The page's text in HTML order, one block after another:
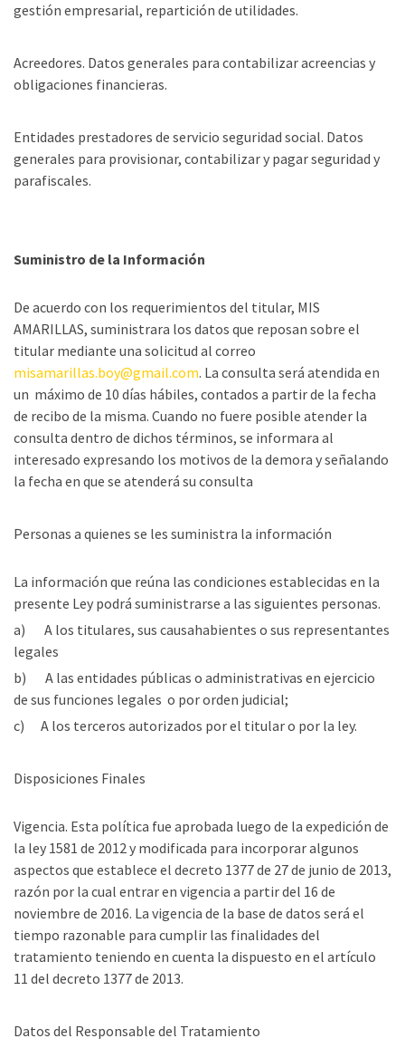
gestión empresarial, repartición de utilidades.
Acreedores. Datos generales para contabilizar acreencias y
obligaciones financieras.
Entidades prestadores de servicio seguridad social. Datos
generales para provisionar, contabilizar y pagar seguridad y
parafiscales.
Suministro de la Información
De acuerdo con los requerimientos del titular, MIS
AMARILLAS, suministrara los datos que reposan sobre el
titular mediante una solicitud al correo
misamarillas.boy@gmail.com. La consulta será atendida en
un máximo de 10 días hábiles, contados a partir de la fecha
de recibo de la misma. Cuando no fuere posible atender la
consulta dentro de dichos términos, se informara al
interesado expresando los motivos de la demora y señalando
la fecha en que se atenderá su consulta
Personas a quienes se les suministra la información
La información que reúna las condiciones establecidas en la
presente Ley podrá suministrarse a las siguientes personas.
a) A los titulares, sus causahabientes o sus representantes
legales
b) A las entidades públicas o administrativas en ejercicio
de sus funciones legales o por orden judicial;
c) A los terceros autorizados por el titular o por la ley.
Disposiciones Finales
Vigencia. Esta política fue aprobada luego de la expedición de
la ley 1581 de 2012 y modificada para incorporar algunos
aspectos que establece el decreto 1377 de 27 de junio de 2013,
razón por la cual entrar en vigencia a partir del 16 de
noviembre de 2016. La vigencia de la base de datos será el
tiempo razonable para cumplir las finalidades del
tratamiento teniendo en cuenta la dispuesto en el artículo
11 del decreto 1377 de 2013.
Datos del Responsable del Tratamiento